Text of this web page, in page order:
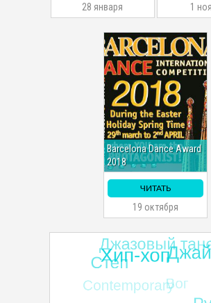
28 января 1
Barcelona Dance Award
2018
ЧИТАТЬ
19 октября